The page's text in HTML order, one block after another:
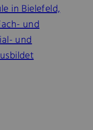
in Bielefeld,
und
und